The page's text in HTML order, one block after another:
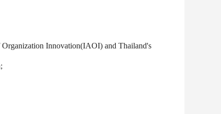
Innovation(IAOI) and Thailand's